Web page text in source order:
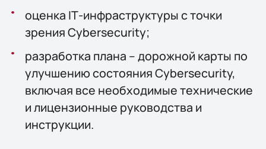
оценка IТ-инфраструктуры с точки
зрения Cybersecurity;
разработка плана – дорожной карты по
улучшению состояния Cybersecurity,
включая все необходимые технические
и лицензионные руководства и
инструкции.